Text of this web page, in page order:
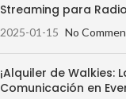
Streaming para
2025-01-15 No
¡Alquiler de Walkies:
Comunicación en